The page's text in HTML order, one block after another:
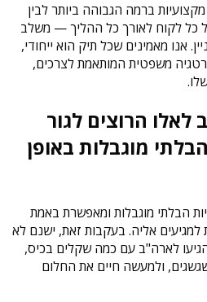
ברמה הגבוהה ביותר לבין
של כל לקוח לאורך כל ההליך — משלב
אנו מאמינים שכל תיק הוא ייחודי,
משפטית המותאמת לצרכים,
לאלו הרוצים לגור
מוגבלות באופן
הבלתי מוגבלות ומאפשרת באמת
למגיעים אליה. בעקבות זאת, ישנם לא
לארה"ב עם כמה שקלים בכיס,
ולמעשה חיים את החלום